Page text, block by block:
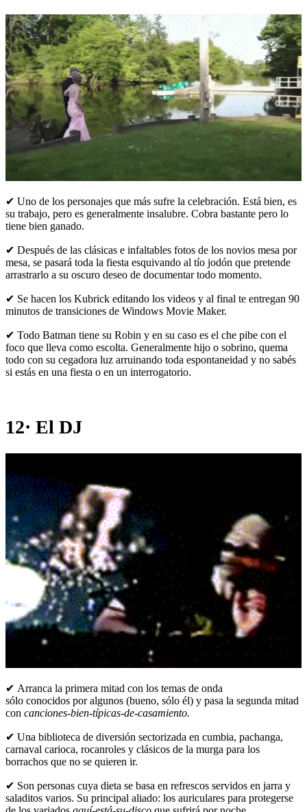
✔ Uno de los personajes que más sufre la celebración. Está bien, es
su trabajo, pero es generalmente insalubre. Cobra bastante pero lo
tiene bien ganado.
✔ Después de las clásicas e infaltables fotos de los novios mesa por
mesa, se pasará toda la fiesta esquivando al tío jodón que pretende
arrastrarlo a su oscuro deseo de documentar todo momento.
✔ Se hacen los Kubrick editando los videos y al final te entregan 90
minutos de transiciones de Windows Movie Maker.
✔ Todo Batman tiene su Robin y en su caso es el che pibe con el
foco que lleva como escolta. Generalmente hijo o sobrino, quema
todo con su cegadora luz arruinando toda espontaneidad y no sabés
si estás en una fiesta o en un interrogatorio.
12· El DJ
✔ Arranca la primera mitad con los temas de onda
sólo conocidos por algunos (bueno, sólo él) y pasa la segunda mitad
con canciones-bien-típicas-de-casamiento.
✔ Una biblioteca de diversión sectorizada en cumbia, pachanga,
carnaval carioca, rocanroles y clásicos de la murga para los
borrachos que no se quieren ir.
✔ Son personas cuya dieta se basa en refrescos servidos en jarra y
saladitos varios. Su principal aliado: los auriculares para protegerse